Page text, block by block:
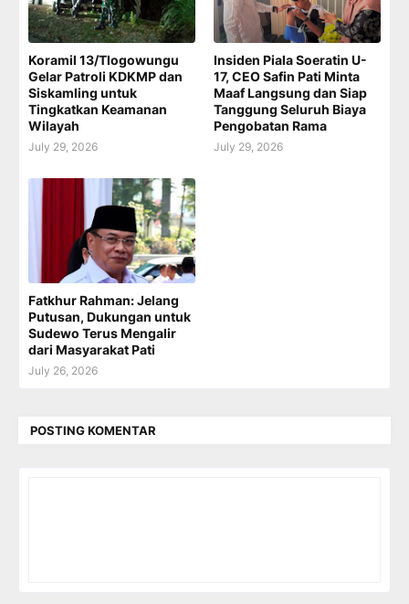
Koramil 13/Tlogowungu
Gelar Patroli KDKMP dan
Siskamling untuk
Tingkatkan Keamanan
Wilayah
July 29, 2026
Insiden Piala Soeratin U-
17, CEO Safin Pati Minta
Maaf Langsung dan Siap
Tanggung Seluruh Biaya
Pengobatan Rama
July 29, 2026
Fatkhur Rahman: Jelang
Putusan, Dukungan untuk
Sudewo Terus Mengalir
dari Masyarakat Pati
July 26, 2026
POSTING KOMENTAR